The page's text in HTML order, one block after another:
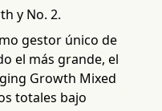
y No. 2.
gestor único de
el más grande, el
Growth Mixed
totales bajo